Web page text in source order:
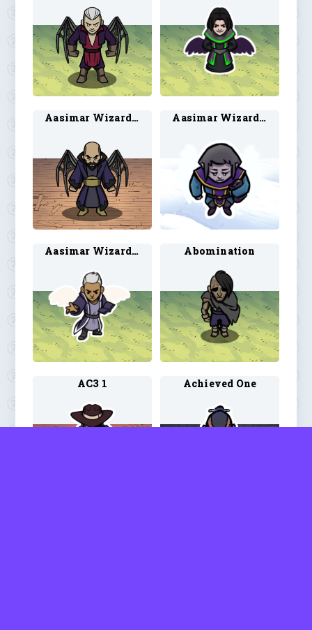
Aasimar Wizard 2 Aasimar Wizard 3
Aasimar Wizard 6 Abomination
AC3 1 Achieved One